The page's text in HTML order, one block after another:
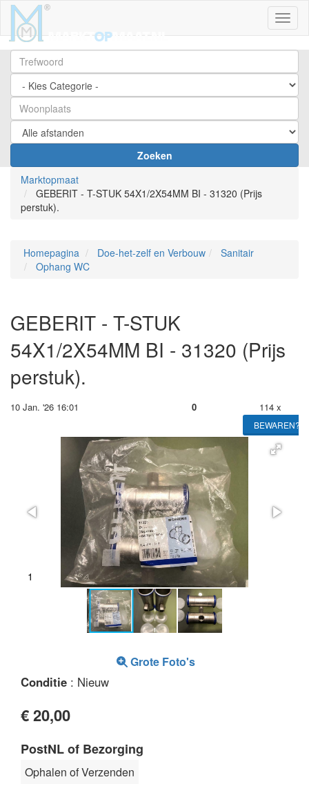
Zoeken
Marktopmaat
GEBERIT - T-STUK 54X1/2X54MM BI - 31320 (Prijs
perstuk).
Homepagina Doe-het-zelf en Verbouw
Sanitair
Ophang WC
GEBERIT - T-STUK
54X1/2X54MM BI - 31320 (Prijs
perstuk).
10 Jan. '26 16:01 0 114 x
BEWAREN?
2
Grote Foto's
Conditie : Nieuw
€ 20,00
PostNL of Bezorging
Ophalen of Verzenden